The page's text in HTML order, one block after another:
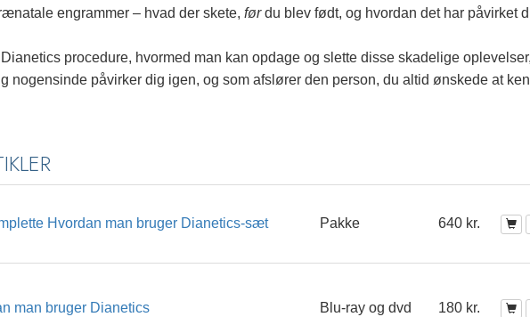
engrammer – hvad der skete, førdu blev født, og hvordan det har påvirket
procedure, hvormed man kan opdage og slette disse skadelige oplevelser,
nogensinde påvirker dig igen, og som afslører den person, du altid ønskede at
Hvordan man bruger Dianetics-sæt Pakke 640 kr.
man bruger Dianetics Blu-ray og dvd 180 kr.